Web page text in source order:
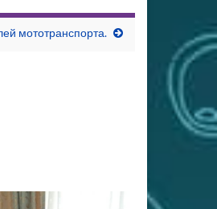
мототранспорта.